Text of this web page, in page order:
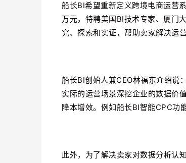
船长BI希望重新定义跨境电商运营
万元，特聘美国BI技术专家、厦门
究、探索和实证，帮助卖家解决运营
船长BI创始人兼CEO林福东介绍说
实际的运营场景深挖企业的数据价
降本增效。例如船长BI智能CPC功
此外，为了解决卖家对数据分析认